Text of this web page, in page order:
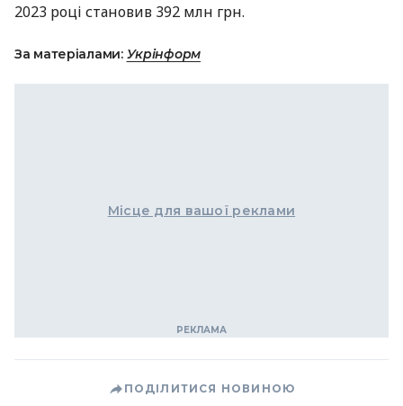
2023 році становив 392 млн грн.
За матеріалами: Укрінформ
Місце для вашої реклами
ПОДІЛИТИСЯ НОВИНОЮ